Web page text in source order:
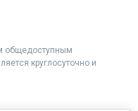
общедоступным
круглосуточно и